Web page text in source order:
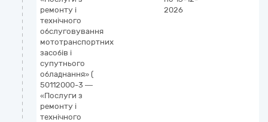
ремонту і
технічного
обслуговування
мототранспортних
засобів і
супутнього
обладнання» (
50112000-3 —
«Послуги з
ремонту і
технічного
2026